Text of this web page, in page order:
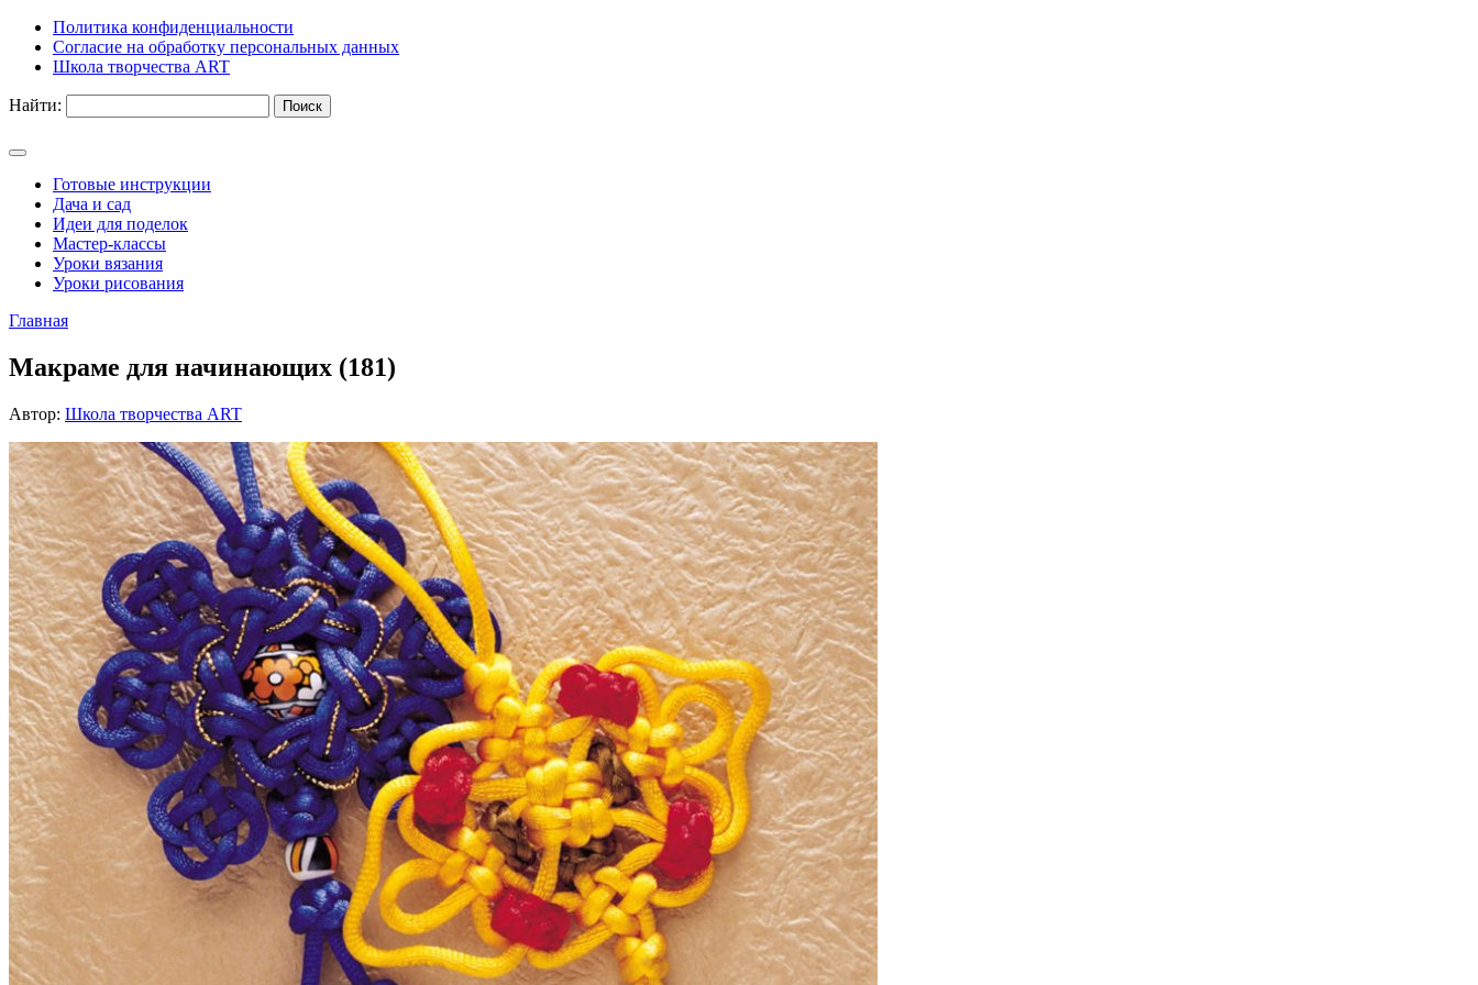
Политика конфиденциальности
Согласие на обработку персональных данных
Школа творчества ART
Найти:
Готовые инструкции
Дача и сад
Идеи для поделок
Мастер-классы
Уроки вязания
Уроки рисования
Главная
Макраме для начинающих (181)
Автор: Школа творчества ART